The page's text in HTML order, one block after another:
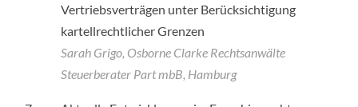
Vertriebsverträgen unter Berücksichtigung
kartellrechtlicher Grenzen
Sarah Grigo, Osborne Clarke Rechtsanwälte
Steuerberater Part mbB, Hamburg